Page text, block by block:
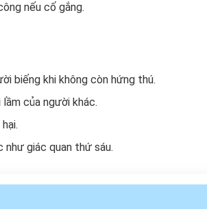
nếu cố gắng.
biếng khi không còn hứng thú.
của người khác.
như giác quan thứ sáu.